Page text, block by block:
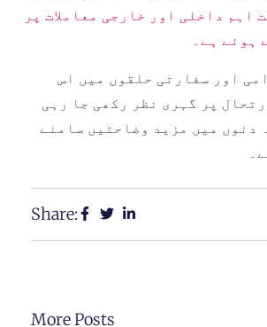
اہم داخلی اور خارجی معاملات پر
ہوئے ہے۔
اور سفارتی حلقوں میں اس
پر گہری نظر رکھی جا رہی
دنوں میں مزید وضاحتیں سامنے
Share:
More Posts